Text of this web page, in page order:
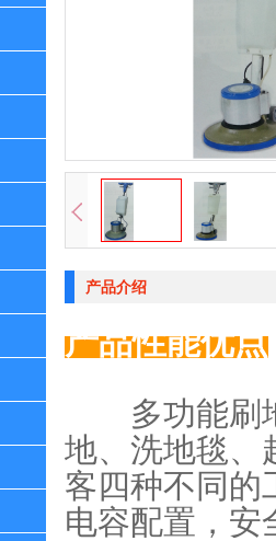
产品介绍
产品性能优点
多功能刷地
地、 洗地毯、
客四种不同的
电容配置， 安